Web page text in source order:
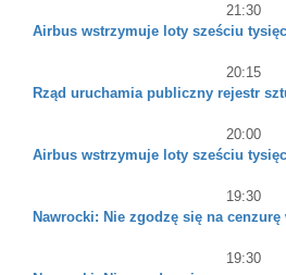
21:30
Airbus wstrzymuje loty sześciu
20:15
Rząd uruchamia publiczny rejestr
20:00
Airbus wstrzymuje loty sześciu
19:30
Nawrocki: Nie zgodzę się na cenzurę
19:30